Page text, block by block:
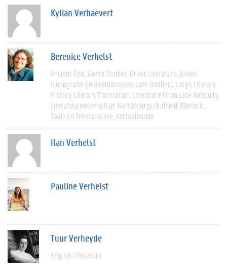
Kylian Verhaevert
Berenice Verhelst
Ancient Epic Genre Studies Greek Literature Grieks
Iconografie En Beeldanalyse Late Oudheid Latijn Literary
History Literary Translation Literature From Late Antiquity
Literatuurwetenschap Narratology Oudheid Rhetoric
Taal- En Tekstanalyse Vertaalkunde
Ilan Verhelst
Pauline Verhelst
Tuur Verheyde
English Literature